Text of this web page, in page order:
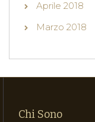
Aprile 2018
Marzo 2018
Chi Sono